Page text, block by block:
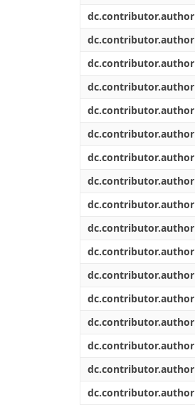
dc.contributor.author
dc.contributor.author
dc.contributor.author
dc.contributor.author
dc.contributor.author
dc.contributor.author
dc.contributor.author
dc.contributor.author
dc.contributor.author
dc.contributor.author
dc.contributor.author
dc.contributor.author
dc.contributor.author
dc.contributor.author
dc.contributor.author
dc.contributor.author
dc.contributor.author